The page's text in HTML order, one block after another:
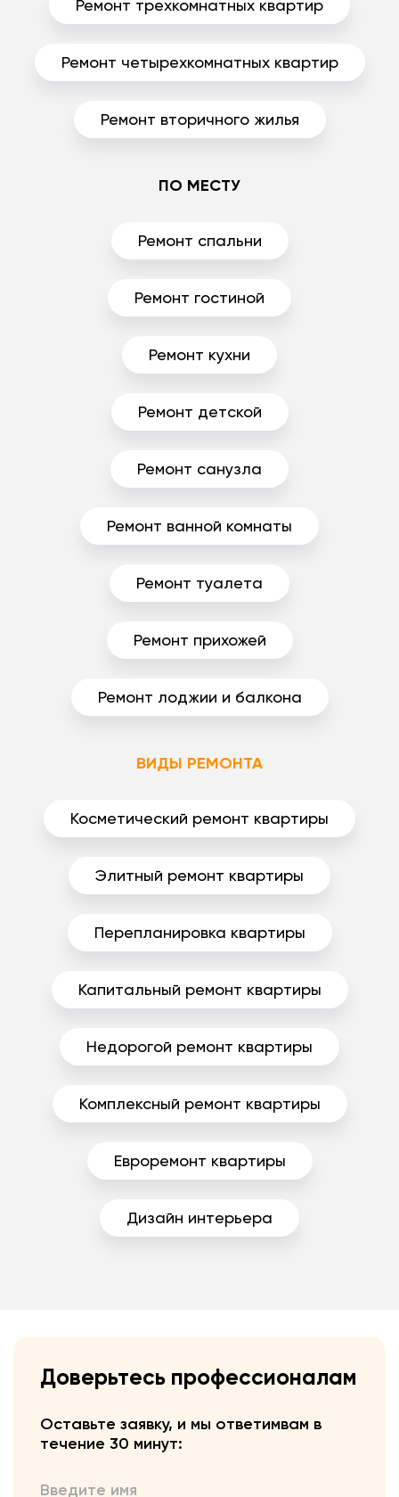
Ремонт трехкомнатных квартир
Ремонт четырехкомнатных квартир
Ремонт вторичного жилья
ПО МЕСТУ
Ремонт спальни
Ремонт гостиной
Ремонт кухни
Ремонт детской
Ремонт санузла
Ремонт ванной комнаты
Ремонт туалета
Ремонт прихожей
Ремонт лоджии и балкона
ВИДЫ РЕМОНТА
Косметический ремонт квартиры
Элитный ремонт квартиры
Перепланировка квартиры
Капитальный ремонт квартиры
Недорогой ремонт квартиры
Комплексный ремонт квартиры
Евроремонт квартиры
Дизайн интерьера
Доверьтесь профессионалам
Оставьте заявку, и мы ответимвам в
течение 30 минут:
Введите имя